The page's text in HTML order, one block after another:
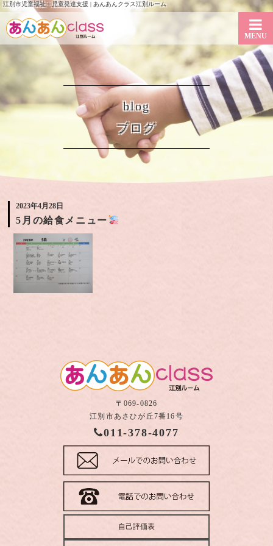
江別市児童福祉・児童発達支援 | あんあんクラス江別ルーム
blog
ブログ
MENU
2023年4月28日
5月の給食メニュー
〒069-0826
江別市あさひが丘7番16号
011-378-4077
自己評価表